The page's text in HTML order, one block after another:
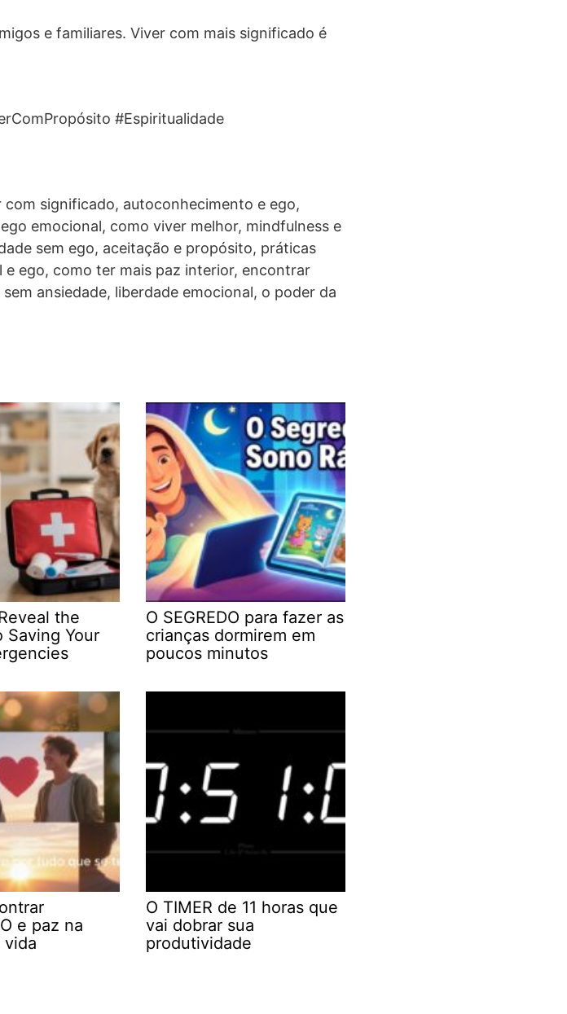
e familiares. Viver com mais significado é
#Espiritualidade
significado, autoconhecimento e ego,
emocional, como viver melhor, mindfulness e
sem ego, aceitação e propósito, práticas
ego, como ter mais paz interior, encontrar
ansiedade, liberdade emocional, o poder da
the
Saving Your
O SEGREDO para fazer as
crianças dormirem em
poucos minutos
e paz na
vida
O TIMER de 11 horas que
vai dobrar sua
produtividade